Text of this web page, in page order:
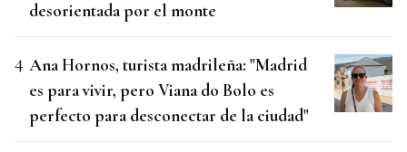
desorientada por el monte
Ana Hornos, turista madrileña: "Madrid
es para vivir, pero Viana do Bolo es
perfecto para desconectar de la ciudad"